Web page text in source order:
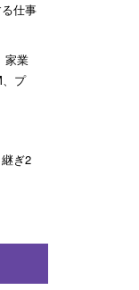
仕事
家業
プ
ぎ2